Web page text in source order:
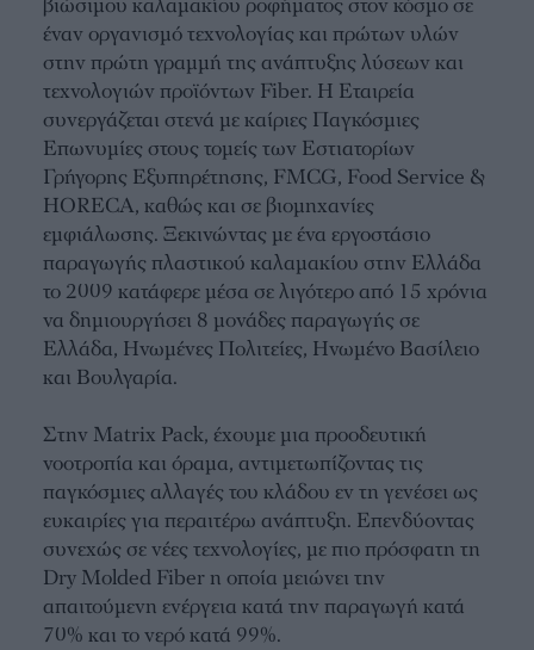
έναν οργανισμό τεχνολογίας και πρώτων υλών
στην πρώτη γραμμή της ανάπτυξης λύσεων και
τεχνολογιών προϊόντων Fiber. Η Εταιρεία
συνεργάζεται στενά με καίριες Παγκόσμιες
Επωνυμίες στους τομείς των Εστιατορίων
Γρήγορης Εξυπηρέτησης, FMCG, Food Service &
HORECA, καθώς και σε βιομηχανίες
εμφιάλωσης. Ξεκινώντας με ένα εργοστάσιο
παραγωγής πλαστικού καλαμακίου στην Ελλάδα
το 2009 κατάφερε μέσα σε λιγότερο από 15 χρόνια
να δημιουργήσει 8 μονάδες παραγωγής σε
Ελλάδα, Ηνωμένες Πολιτείες, Ηνωμένο Βασίλειο
και Βουλγαρία.
Στην Matrix Pack, έχουμε μια προοδευτική
νοοτροπία και όραμα, αντιμετωπίζοντας τις
παγκόσμιες αλλαγές του κλάδου εν τη γενέσει ως
ευκαιρίες για περαιτέρω ανάπτυξη. Επενδύοντας
συνεχώς σε νέες τεχνολογίες, με πιο πρόσφατη τη
Dry Molded Fiber η οποία μειώνει την
απαιτούμενη ενέργεια κατά την παραγωγή κατά
70% και το νερό κατά 99%.